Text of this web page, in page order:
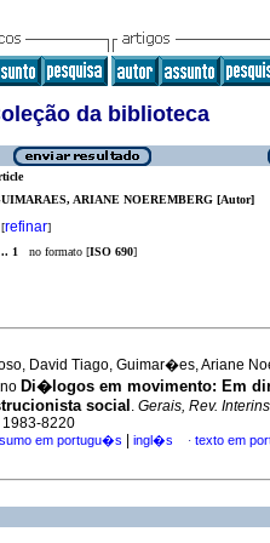
da biblioteca
ARIANE NOEREMBERG [Autor]
[refinar]
.. 1 no formato [ISO 690]
David Tiago, Guimar�es, Ariane
Di�logos em movimento: Em
social . Gerais, Rev.
1983-8220
em portugu�s ingl�s · texto em